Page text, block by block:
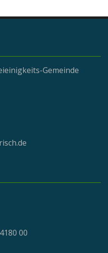
Gemeinde
00